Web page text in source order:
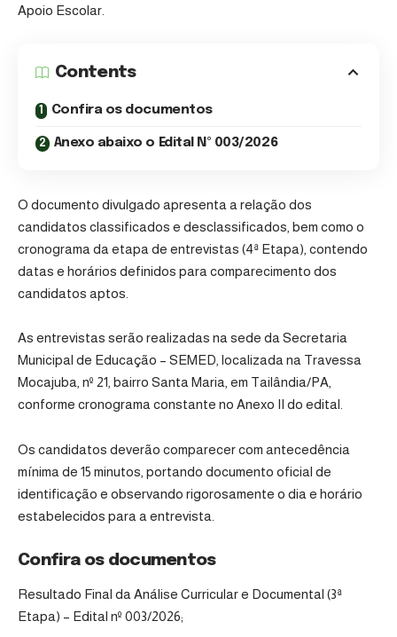
Apoio Escolar.
Contents
Confira os documentos
Anexo abaixo o Edital Nº 003/2026
O documento divulgado apresenta a relação dos
candidatos classificados e desclassificados, bem como o
cronograma da etapa de entrevistas (4ª Etapa), contendo
datas e horários definidos para comparecimento dos
candidatos aptos.
As entrevistas serão realizadas na sede da Secretaria
Municipal de Educação – SEMED, localizada na Travessa
Mocajuba, nº 21, bairro Santa Maria, em Tailândia/PA,
conforme cronograma constante no Anexo II do edital.
Os candidatos deverão comparecer com antecedência
mínima de 15 minutos, portando documento oficial de
identificação e observando rigorosamente o dia e horário
estabelecidos para a entrevista.
Confira os documentos
Resultado Final da Análise Curricular e Documental (3ª
Etapa) – Edital nº 003/2026;